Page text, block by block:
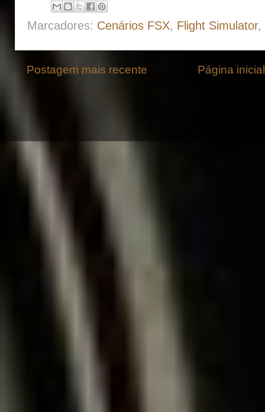
Marcadores: Cenários FSX Flight Simulator,
Postagem mais recente Página inicial